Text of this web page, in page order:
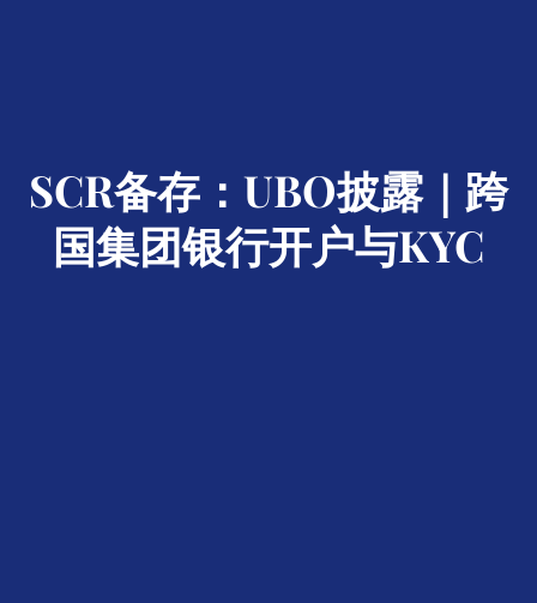
SCR备存：UBO披露｜跨
国集团银行开户与KYC